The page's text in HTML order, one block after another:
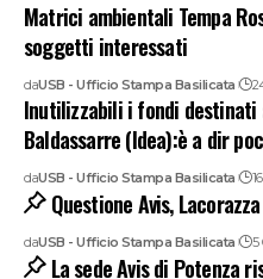
Matrici ambientali Tempa
soggetti interessati
daUSB - Ufficio Stampa Basilicata
Inutilizzabili i fondi destinati
Baldassarre (Idea):è a dir
daUSB - Ufficio Stampa Basilicata
Questione Avis,
daUSB - Ufficio Stampa Basilicata 5
La sede Avis di Potenza